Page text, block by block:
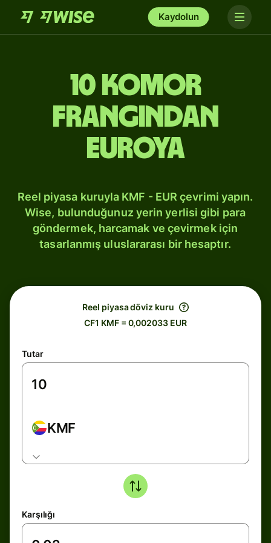
Kaydolun
10 Komor
frangından
Euroya
Reel piyasa kuruyla KMF - EUR çevrimi yapın.
Wise, bulunduğunuz yerin yerlisi gibi para
göndermek, harcamak ve çevirmek için
tasarlanmış uluslararası bir hesaptır.
Reel piyasa döviz kuru
CF1 KMF = 0,002033 EUR
Tutar
KMF
Karşılığı